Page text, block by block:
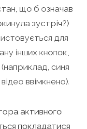
що б означав
зустріч?)
для
інших кнопок,
синя
ввімкнено).
активного
покладатися